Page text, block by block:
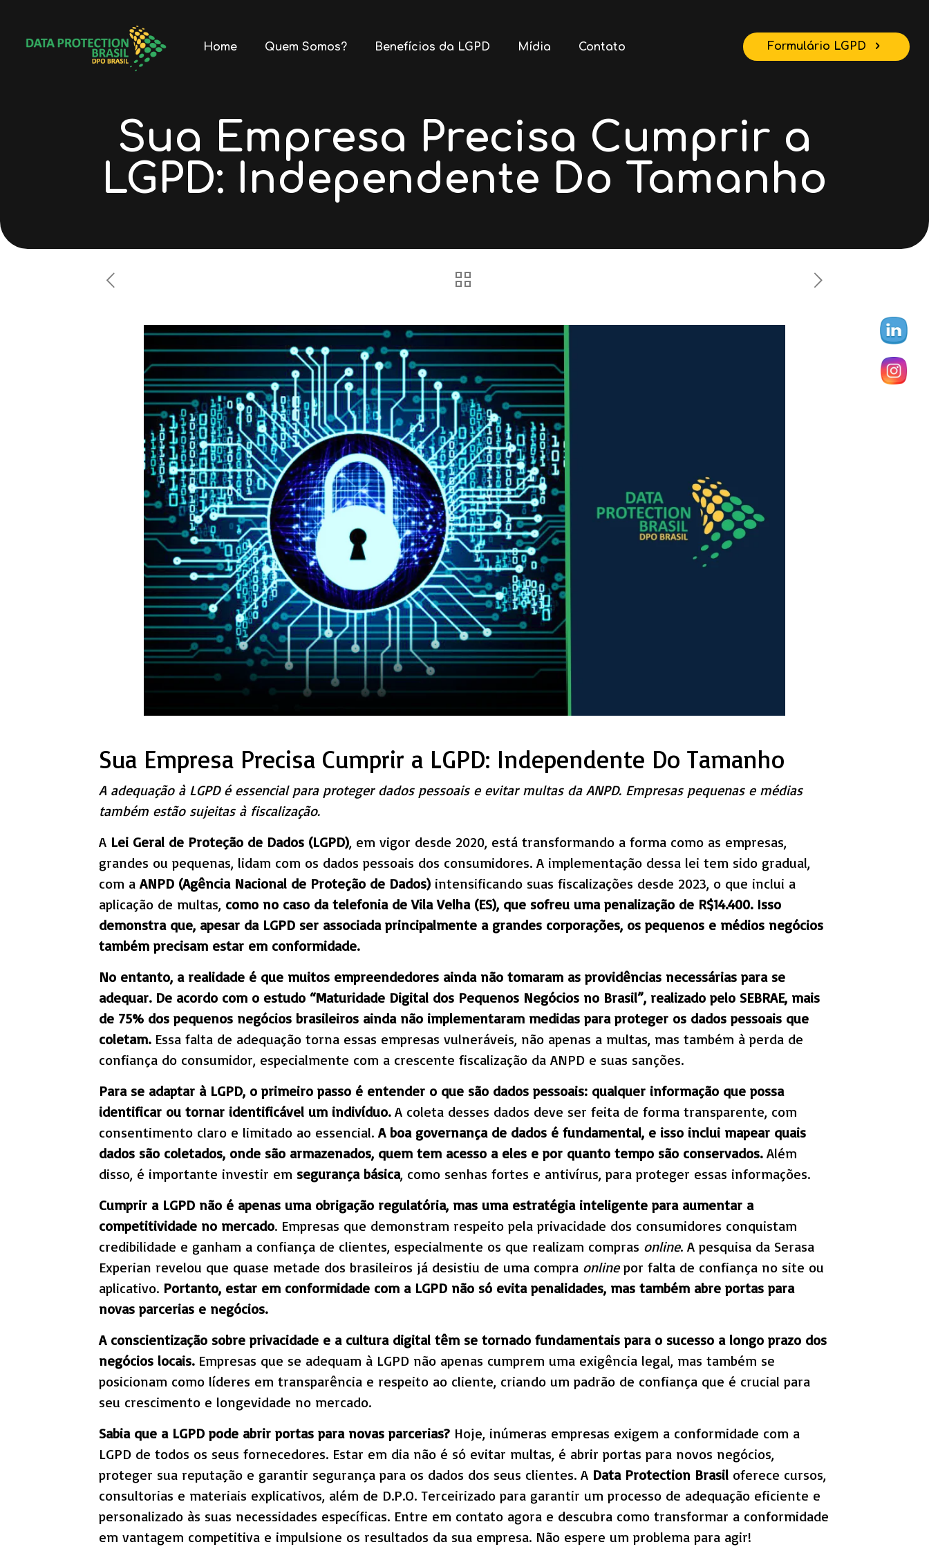
Home Quem Somos? Benefícios da LGPD Mídia Contato Formulário LGPD
Sua Empresa Precisa Cumprir a
LGPD: Independente Do Tamanho
Sua Empresa Precisa Cumprir a LGPD: Independente Do Tamanho
A adequação à LGPD é essencial para proteger dados pessoais e evitar multas da ANPD. Empresas pequenas e médias
também estão sujeitas à fiscalização.
A Lei Geral de Proteção de Dados (LGPD), em vigor desde 2020, está transformando a forma como as empresas,
grandes ou pequenas, lidam com os dados pessoais dos consumidores. A implementação dessa lei tem sido gradual,
com a ANPD (Agência Nacional de Proteção de Dados) intensificando suas fiscalizações desde 2023, o que inclui a
aplicação de multas, como no caso da telefonia de Vila Velha (ES), que sofreu uma penalização de R$14.400. Isso
demonstra que, apesar da LGPD ser associada principalmente a grandes corporações, os pequenos e médios negócios
também precisam estar em conformidade.
No entanto, a realidade é que muitos empreendedores ainda não tomaram as providências necessárias para se
adequar. De acordo com o estudo “Maturidade Digital dos Pequenos Negócios no Brasil”, realizado pelo SEBRAE, mais
de 75% dos pequenos negócios brasileiros ainda não implementaram medidas para proteger os dados pessoais que
coletam.Essa falta de adequação torna essas empresas vulneráveis, não apenas a multas, mas também à perda de
confiança do consumidor, especialmente com a crescente fiscalização da ANPD e suas sanções.
Para se adaptar à LGPD, o primeiro passo é entender o que são dados pessoais: qualquer informação que possa
identificar ou tornar identificável um indivíduo.A coleta desses dados deve ser feita de forma transparente, com
consentimento claro e limitado ao essencial. A boa governança de dados é fundamental, e isso inclui mapear quais
dados são coletados, onde são armazenados, quem tem acesso a eles e por quanto tempo são conservados. Além
disso, é importante investir em segurança básica, como senhas fortes e antivírus, para proteger essas informações.
Cumprir a LGPD não é apenas uma obrigação regulatória, mas uma estratégia inteligente para aumentar a
competitividade no mercado. Empresas que demonstram respeito pela privacidade dos consumidores conquistam
credibilidade e ganham a confiança de clientes, especialmente os que realizam compras online. A pesquisa da Serasa
Experian revelou que quase metade dos brasileiros já desistiu de uma compra onlinepor falta de confiança no site ou
aplicativo. Portanto, estar em conformidade com a LGPD não só evita penalidades, mas também abre portas para
novas parcerias e negócios.
A conscientização sobre privacidade e a cultura digital têm se tornado fundamentais para o sucesso a longo prazo dos
negócios locais.Empresas que se adequam à LGPD não apenas cumprem uma exigência legal, mas também se
posicionam como líderes em transparência e respeito ao cliente, criando um padrão de confiança que é crucial para
seu crescimento e longevidade no mercado.
Sabia que a LGPD pode abrir portas para novas parcerias? Hoje, inúmeras empresas exigem a conformidade com a
LGPD de todos os seus fornecedores. Estar em dia não é só evitar multas, é abrir portas para novos negócios,
proteger sua reputação e garantir segurança para os dados dos seus clientes. A Data Protection Brasiloferece cursos,
consultorias e materiais explicativos, além de D.P.O. Terceirizado para garantir um processo de adequação eficiente e
personalizado às suas necessidades específicas. Entre em contato agora e descubra como transformar a conformidade
em vantagem competitiva e impulsione os resultados da sua empresa. Não espere um problema para agir!